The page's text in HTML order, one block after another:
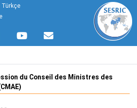
Türkçe
du Conseil des Ministres des